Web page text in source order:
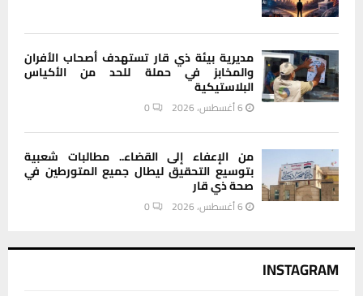
مديرية بيئة ذي قار تستهدف أصحاب الأفران
والمخابز في حملة للحد من الأكياس
البلاستيكية
6 أغسطس، 2026 0
من الإعفاء إلى القضاء.. مطالبات شعبية
بتوسيع التحقيق ليطال جميع المتورطين في
صحة ذي قار
6 أغسطس، 2026 0
INSTAGRAM